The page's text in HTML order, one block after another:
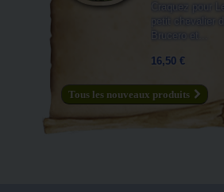
Craquez pour Le
petit chevalier
Brucero et...
16,50 €
Tous les nouveaux produits